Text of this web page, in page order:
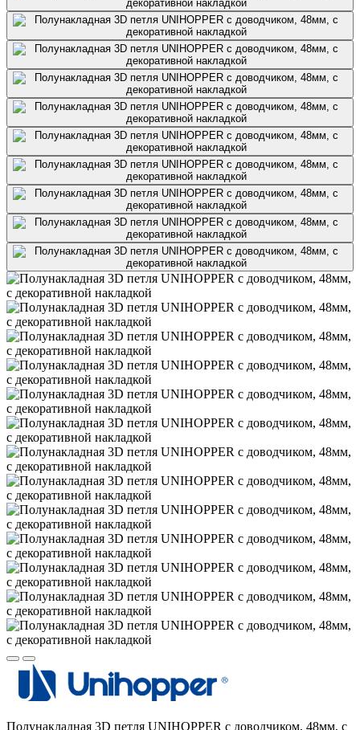
Полунакладная 3D петля UNIHOPPER с доводчиком, 48мм, с